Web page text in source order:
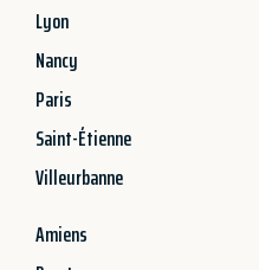
Lyon
Nancy
Paris
Saint-Étienne
Villeurbanne
Amiens